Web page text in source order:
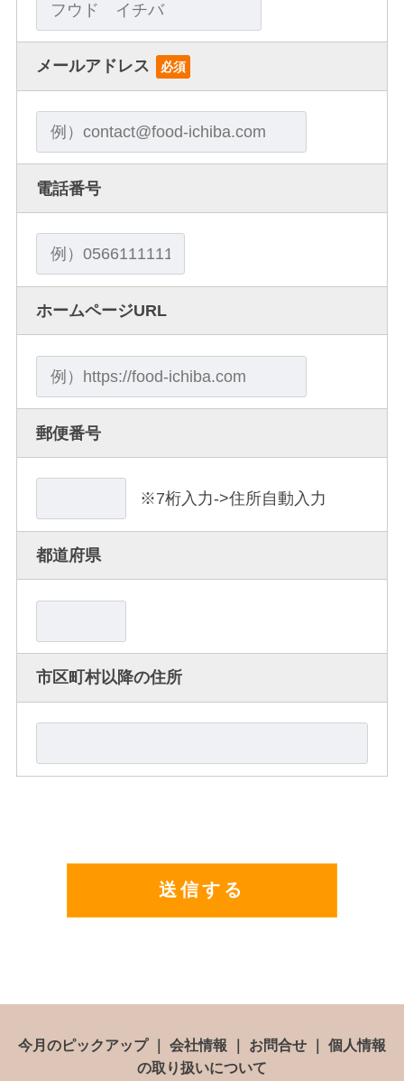
メールアドレス 必須
電話番号
ホームページURL
郵便番号
※7桁入力->住所自動入力
都道府県
市区町村以降の住所
今月のピックアップ｜ 会社情報 ｜ お問合せ ｜ 個人情報
の取り扱いについて